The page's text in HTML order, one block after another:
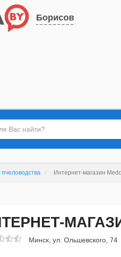
Борисов
Интернет-магазин
Минск, ул. Ольшевского, 74